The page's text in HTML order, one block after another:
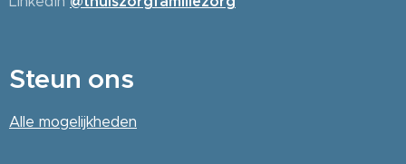
Steun ons
Alle mogelijkheden